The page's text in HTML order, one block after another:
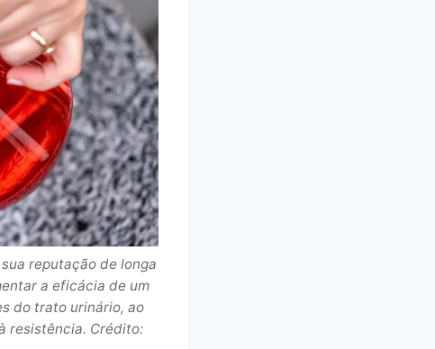
reputação de longa
a eficácia de um
do trato urinário, ao
resistência. Crédito: